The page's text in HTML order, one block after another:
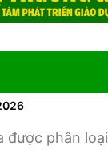
được phân loại